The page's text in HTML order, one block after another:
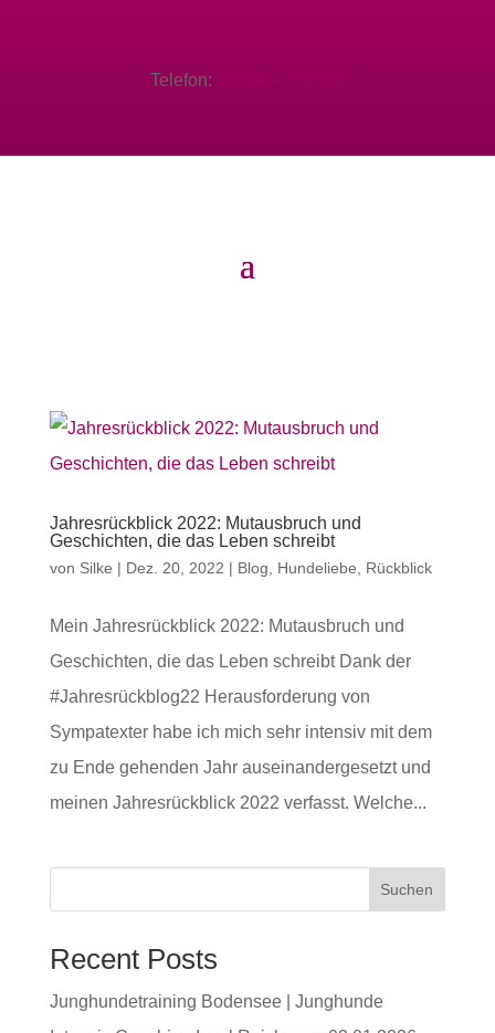
Telefon:
Jahresrückblick 2022: Mutausbruch und
Geschichten, die das Leben schreibt
von Silke | Dez. 20, 2022 | Blog Hundeliebe Rückblick
Mein Jahresrückblick 2022: Mutausbruch und
Geschichten, die das Leben schreibt Dank der
#Jahresrückblog22 Herausforderung von
Sympatexter habe ich mich sehr intensiv mit dem
zu Ende gehenden Jahr auseinandergesetzt und
meinen Jahresrückblick 2022 verfasst. Welche...
Suchen
Recent Posts
Junghundetraining Bodensee | Junghunde